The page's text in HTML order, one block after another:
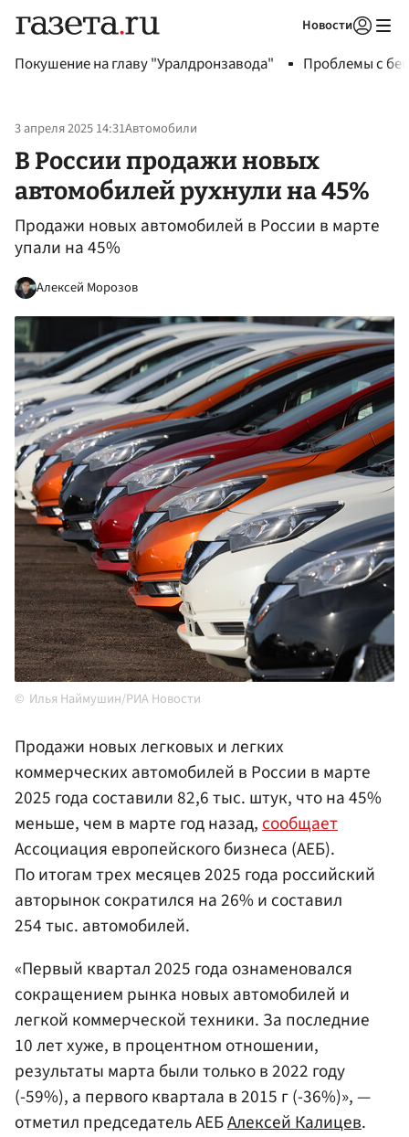
Новости
Покушение на главу "Уралдронзавода" Проблемы с
3 апреля 2025 14:31Автомобили
В России продажи новых
автомобилей рухнули на 45%
Продажи новых автомобилей в России в марте
упали на 45%
Алексей Морозов
Илья Наймушин/РИА Новости
Продажи новых легковых и легких
коммерческих автомобилей в России в марте
2025 года составили 82,6 тыс. штук, что на 45%
меньше, чем в марте год назад,сообщает
Ассоциация европейского бизнеса (АЕБ).
По итогам трех месяцев 2025 года российский
авторынок сократился на 26% и составил
254 тыс. автомобилей.
«Первый квартал 2025 года ознаменовался
сокращением рынка новых автомобилей и
легкой коммерческой техники. За последние
10 лет хуже, в процентном отношении,
результаты марта были только в 2022 году
(-59%), а первого квартала в 2015 г (-36%)», —
отметил председатель АЕБАлексей Калицев.